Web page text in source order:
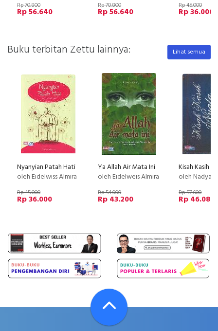
Rp 70.800
Rp 56.640
Rp 70.800
Rp 56.640
Rp 45.000
Rp 36.000
Buku terbitan Zettu lainnya: Lihat semua
Nyanyian Patah Hati
oleh Eidelwiss Almira
Rp 45.000
Rp 36.000
Ya Allah Air Mata Ini
oleh Eidelweis Almira
Rp 54.000
Rp 43.200
oleh Nadya
Rp 57.600
Rp 46.080